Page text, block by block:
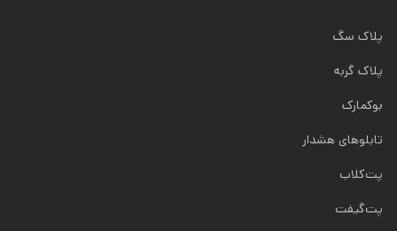
پلاک سگ
پلاک گربه
بوکمارک
تابلوهای هشدار
پت‌کلاب
پت‌گیفت